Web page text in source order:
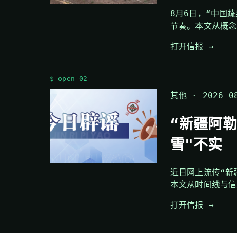
8月6日，“中国
节奏。本文从概
打开信报 →
$ open 02
其他 · 2026-
“新疆阿
雪"不实
近日网上流传“新
本文从时间线与
打开信报 →